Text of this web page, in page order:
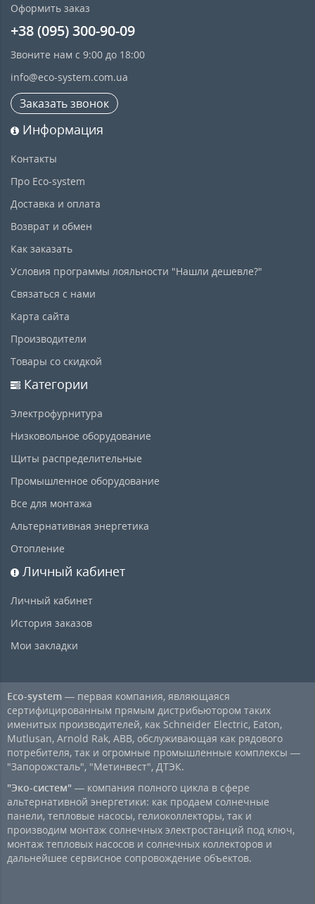
Оформить заказ
+38 (095) 300-90-09
Звоните нам с 9:00 до 18:00
info@eco-system.com.ua
Заказать звонок
Информация
Контакты
Про Eco-system
Доставка и оплата
Возврат и обмен
Как заказать
Условия программы лояльности "Нашли дешевле?"
Связаться с нами
Карта сайта
Производители
Товары со скидкой
Категории
Электрофурнитура
Низковольное оборудование
Щиты распределительные
Промышленное оборудование
Все для монтажа
Альтернативная энергетика
Отопление
Личный кабинет
Личный кабинет
История заказов
Мои закладки
Eco-system — первая компания, являющаяся
сертифицированным прямым дистрибьютором таких
именитых производителей, как Schneider Electric, Eaton,
Mutlusan, Arnold Rak, ABB, обслуживающая как рядового
потребителя, так и огромные промышленные комплексы —
"Запорожсталь", "Метинвест", ДТЭК.
"Эко-систем" — компания полного цикла в сфере
альтернативной энергетики: как продаем солнечные
панели, тепловые насосы, гелиоколлекторы, так и
производим монтаж солнечных электростанций под ключ,
монтаж тепловых насосов и солнечных коллекторов и
дальнейшее сервисное сопровождение объектов.